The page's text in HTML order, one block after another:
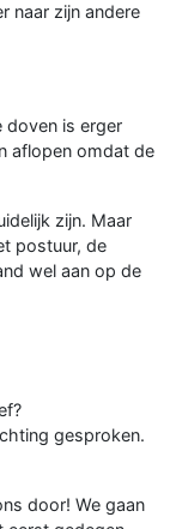
naar zijn andere
doven is erger
aflopen omdat de
zijn. Maar
postuur, de
wel aan op de
gesproken.
door! We gaan